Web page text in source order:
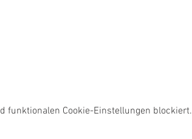
funktionalen Cookie-Einstellungen blockiert.